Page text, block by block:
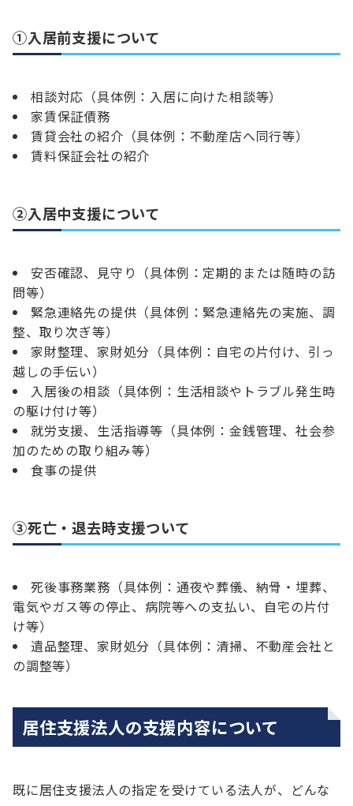
①入居前支援について
相談対応（具体例：入居に向けた相談等）
家賃保証債務
賃貸会社の紹介（具体例：不動産店へ同行等）
賃料保証会社の紹介
②入居中支援について
安否確認、見守り（具体例：定期的または随時の訪
問等）
緊急連絡先の提供（具体例：緊急連絡先の実施、調
整、取り次ぎ等）
家財整理、家財処分（具体例：自宅の片付け、引っ
越しの手伝い）
入居後の相談（具体例：生活相談やトラブル発生時
の駆け付け等）
就労支援、生活指導等（具体例：金銭管理、社会参
加のための取り組み等）
食事の提供
③死亡・退去時支援ついて
死後事務業務（具体例：通夜や葬儀、納骨・埋葬、
電気やガス等の停止、病院等への支払い、自宅の片付
け等）
遺品整理、家財処分（具体例：清掃、不動産会社と
の調整等）
居住支援法人の支援内容について
既に居住支援法人の指定を受けている法人が、どんな